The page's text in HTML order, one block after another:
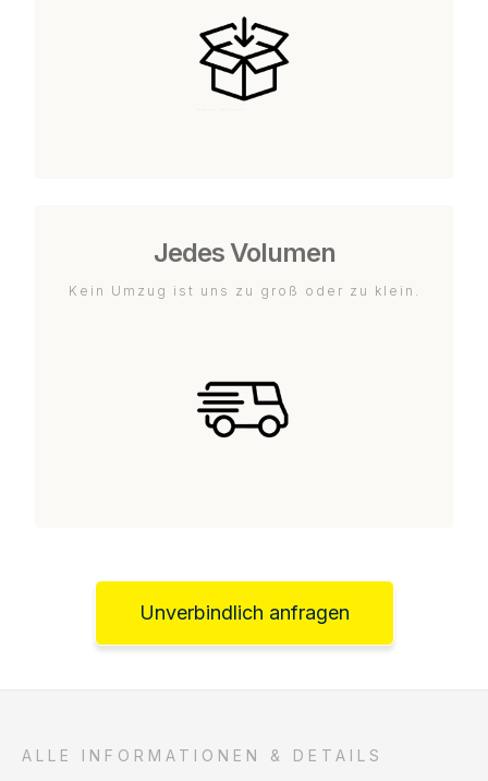
Jedes Volumen
Kein Umzug ist uns zu groß oder zu klein.
Unverbindlich anfragen
ALLE INFORMATIONEN & DETAILS